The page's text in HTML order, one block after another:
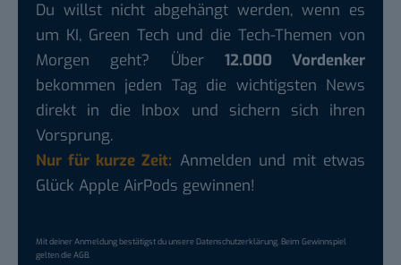
Du willst nicht abgehängt werden, wenn es
um KI, Green Tech und die Tech-Themen von
Morgen geht? Über 12.000 Vordenker
bekommen jeden Tag die wichtigsten News
direkt in die Inbox und sichern sich ihren
Vorsprung.
Nur für kurze Zeit: Anmelden und mit etwas
Glück Apple AirPods gewinnen!
Mit deiner Anmeldung bestätigst du unsereDatenschutzerklärung. Beim Gewinnspiel
gelten dieAGB.